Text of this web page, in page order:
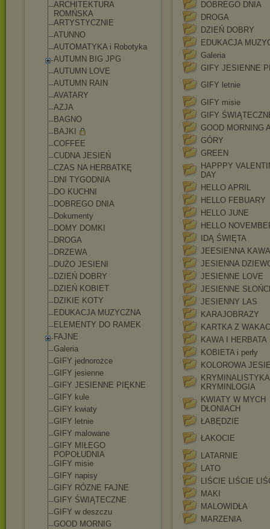
ARCHITEKTURA
ROMŃSKA
ARTYSTYCZNIE
ATUNNO
AUTOMATYKA i Robotyka
AUTUMN BIG JPG
AUTUMN LOVE
AUTUMN RAIN
AVATARY
AZJA
BAGNO
BAJKI
COFFEE
CUDNA JESIEŃ
CZAS NA HERBATKĘ
DNI TYGODNIA
DO KUCHNI
DOBREGO DNIA
Dokumenty
DOMY DOMKI
DROGA
DRZEWA
DUŻO JESIENI
DZIEŃ DOBRY
DZIEŃ KOBIET
DZIKIE KOTY
EDUKACJA MUZYCZNA
ELEMENTY DO RAMEK
FAJNE
Galeria
GIFY jednorożce
GIFY jesienne
GIFY JESIENNE PIĘKNE
GIFY kule
GIFY kwiaty
GIFY letnie
GIFY malowane
GIFY MIŁEGO
POPOŁUDNIA
GIFY misie
GIFY napisy
GIFY RÓZNE FAJNE
GIFY ŚWIĄTECZNE
GIFY w deszczu
GOOD MORNIG
DOBREGO DNIA
DROGA
DZIEŃ DOBRY
EDUKACJA
Galeria
GIFY JESIENNE
GIFY letnie
GIFY misie
GIFY
GOOD MORNING
GÓRY
GREEN
HAPPPY
DAY
HELLO APRIL
HELLO FEBUARY
HELLO JUNE
HELLO
IDĄ ŚWIĘTA
JEESIENNA KAWA
JESIENNA
JESIENNE LOVE
JESIENNE
JESIENNY LAS
KARAJOBRAZY
KARTKA Z
KAWA I HERBATA
KOBIETA i perły
KOLOROWA
KRYMINLOGIA
KWIATY W MYCH
DŁONIACH
ŁABĘDZIE
ŁAKOCIE
LATARNIE
LATO
LIŚCIE LIŚCIE
MAKI
MALOWIDŁA
MARZENIA